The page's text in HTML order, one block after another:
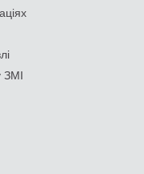
ЗМІ